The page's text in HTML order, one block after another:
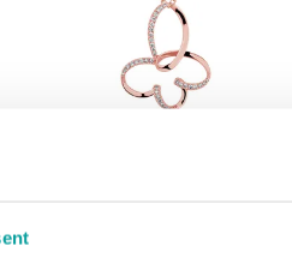
Prívesok s diamantmi Wings of Simplicity
od 1 494 €